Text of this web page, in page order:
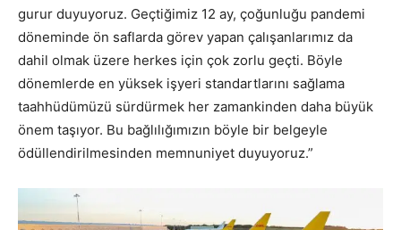
gurur duyuyoruz. Geçtiğimiz 12 ay, çoğunluğu pandemi
döneminde ön saflarda görev yapan çalışanlarımız da
dahil olmak üzere herkes için çok zorlu geçti. Böyle
dönemlerde en yüksek işyeri standartlarını sağlama
taahhüdümüzü sürdürmek her zamankinden daha büyük
önem taşıyor. Bu bağlılığımızın böyle bir belgeyle
ödüllendirilmesinden memnuniyet duyuyoruz.”